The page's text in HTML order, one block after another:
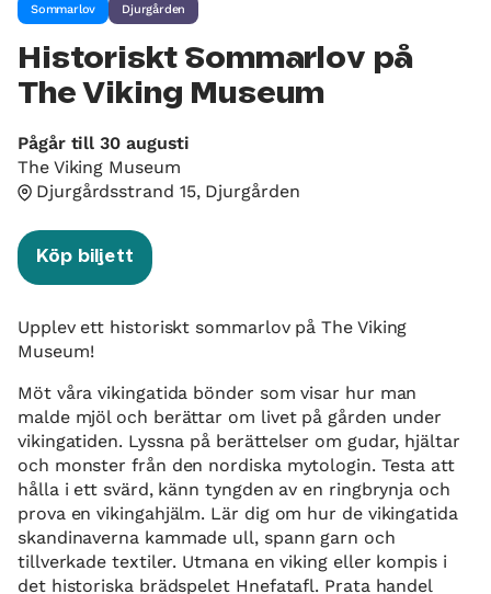
Sommarlov Djurgården
Historiskt Sommarlov på
The Viking Museum
Pågår till 30 augusti
The Viking Museum
Djurgårdsstrand 15, Djurgården
Köp biljett
Upplev ett historiskt sommarlov på The Viking
Museum!
Möt våra vikingatida bönder som visar hur man
malde mjöl och berättar om livet på gården under
vikingatiden. Lyssna på berättelser om gudar, hjältar
och monster från den nordiska mytologin. Testa att
hålla i ett svärd, känn tyngden av en ringbrynja och
prova en vikingahjälm. Lär dig om hur de vikingatida
skandinaverna kammade ull, spann garn och
tillverkade textiler. Utmana en viking eller kompis i
det historiska brädspelet Hnefatafl. Prata handel